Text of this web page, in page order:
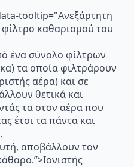
tooltip="Ανεξάρτητη
καθαρισμού του
ένα σύνολο φίλτρων
τα οποία φιλτράρουν
αέρα) και σε
θετικά και
τα στον αέρα που
έτσι τα πάντα και
αποβάλλουν τον